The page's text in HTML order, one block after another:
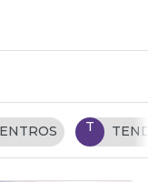
T TENDENCIAS TI